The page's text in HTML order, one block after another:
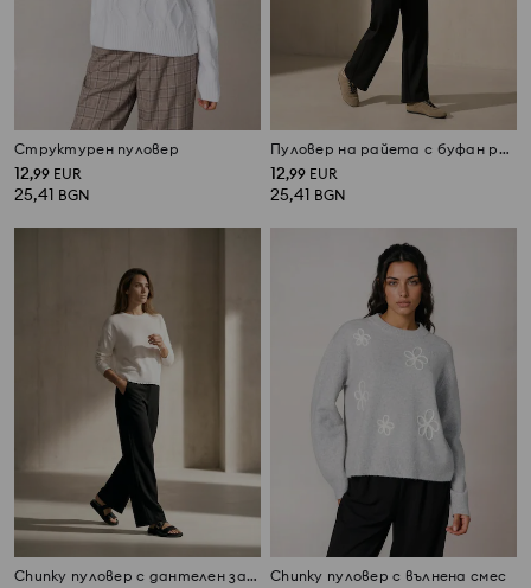
Структурен пуловер
12,99 EUR
25,41 BGN
Пуловер на райета с буфан ръкави от вискоза
12,99 EUR
25,41 BGN
Chunky пуловер с дантелен завършек Chunky пуловер с вълнена смес